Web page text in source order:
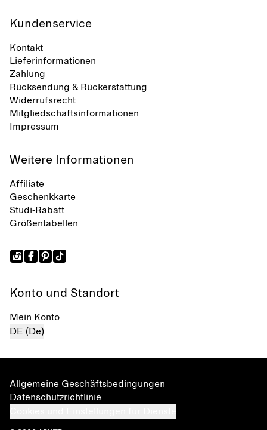
Kundenservice
Kontakt
Lieferinformationen
Zahlung
Rücksendung & Rückerstattung
Widerrufsrecht
Mitgliedschaftsinformationen
Impressum
Weitere Informationen
Affiliate
Geschenkkarte
Studi-Rabatt
Größentabellen
Konto und Standort
Mein Konto
DE (De)
Allgemeine Geschäftsbedingungen
Datenschutzrichtlinie